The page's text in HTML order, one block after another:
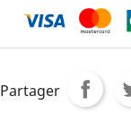
Partager